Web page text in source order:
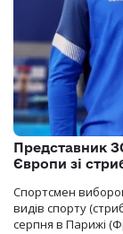
Представник
Європи зі
Спортсмен
видів спорту
серпня в Парижі